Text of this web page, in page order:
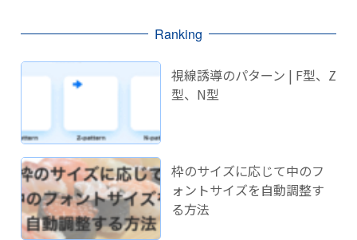
Ranking
視線誘導のパターン | F型、Z
型、N型
枠のサイズに応じて中のフ
ォントサイズを自動調整す
る方法